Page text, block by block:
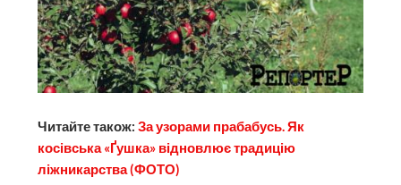
Читайте також:За узорами прабабусь. Як
косівська «Ґушка» відновлює традицію
ліжникарства (ФОТО)